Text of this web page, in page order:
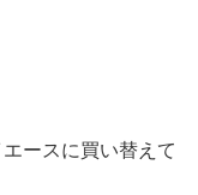
ースに買い替えて